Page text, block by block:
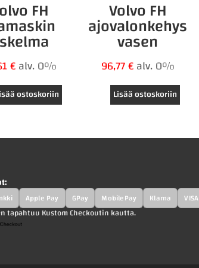
FH
€alv. 0%
ostoskoriin
Volvo FH
ajovalonkehys
vasen
96,77€alv. 0%
Lisää ostoskoriin
Apple Pay GPay MobilePay Klarna VISA
tapahtuu Kustom Checkoutin kautta.